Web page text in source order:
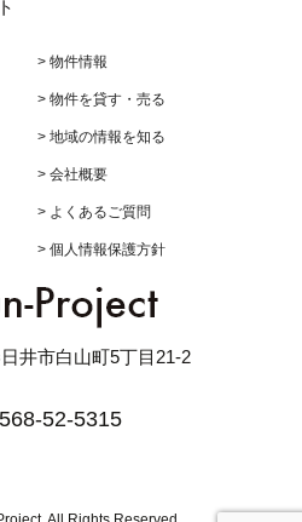
> 物件情報
> 物件を貸す・売る
> 地域の情報を知る
> 会社概要
> よくあるご質問
> 個人情報保護方針
井市白山町5丁目21-2
52-5315